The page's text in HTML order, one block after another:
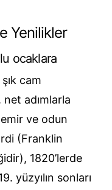
Yenilikler
ocaklara
cam
adımlarla
ve odun
(Franklin
1820’lerde
yüzyılın sonları